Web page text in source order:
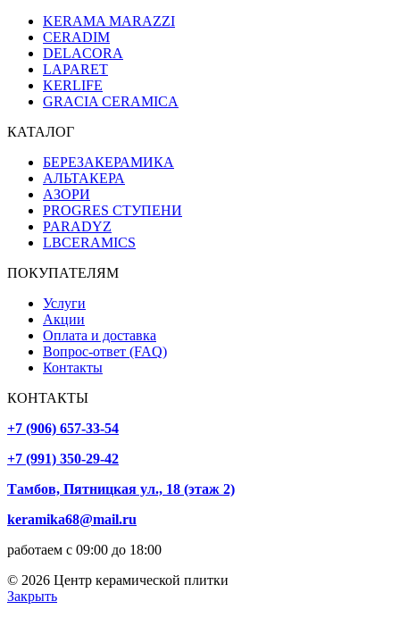
KERAMA MARAZZI
CERADIM
DELACORA
LAPARET
KERLIFE
GRACIA CERAMICA
КАТАЛОГ
БЕРЕЗАКЕРАМИКА
АЛЬТАКЕРА
АЗОРИ
PROGRES СТУПЕНИ
PARADYZ
LBCERAMICS
ПОКУПАТЕЛЯМ
Услуги
Акции
Оплата и доставка
Вопрос-ответ (FAQ)
Контакты
КОНТАКТЫ
+7 (906) 657-33-54
+7 (991) 350-29-42
Тамбов, Пятницкая ул., 18 (этаж 2)
keramika68@mail.ru
работаем с 09:00 до 18:00
© 2026 Центр керамической плитки
Закрыть